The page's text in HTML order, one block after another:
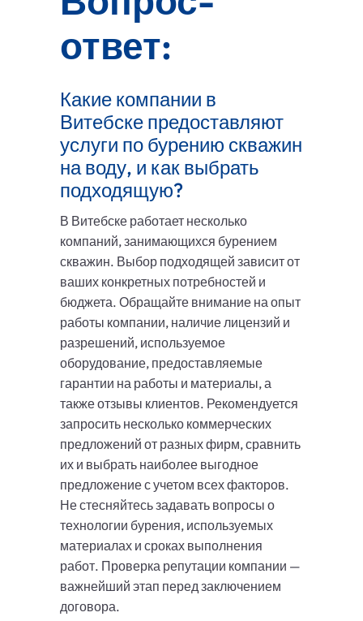
ответ:
Какие компании в
Витебске предоставляют
услуги по бурению скважин
на воду, и как выбрать
подходящую?
В Витебске работает несколько
компаний, занимающихся бурением
скважин. Выбор подходящей зависит от
ваших конкретных потребностей и
бюджета. Обращайте внимание на опыт
работы компании, наличие лицензий и
разрешений, используемое
оборудование, предоставляемые
гарантии на работы и материалы, а
также отзывы клиентов. Рекомендуется
запросить несколько коммерческих
предложений от разных фирм, сравнить
их и выбрать наиболее выгодное
предложение с учетом всех факторов.
Не стесняйтесь задавать вопросы о
технологии бурения, используемых
материалах и сроках выполнения
работ. Проверка репутации компании —
важнейший этап перед заключением
договора.